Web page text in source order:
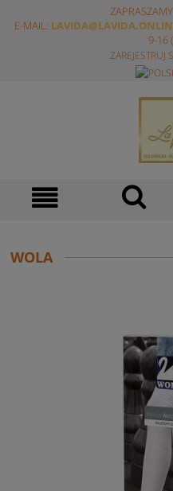
E-MAIL:
9-16
ZAREJESTRUJ
WOLA